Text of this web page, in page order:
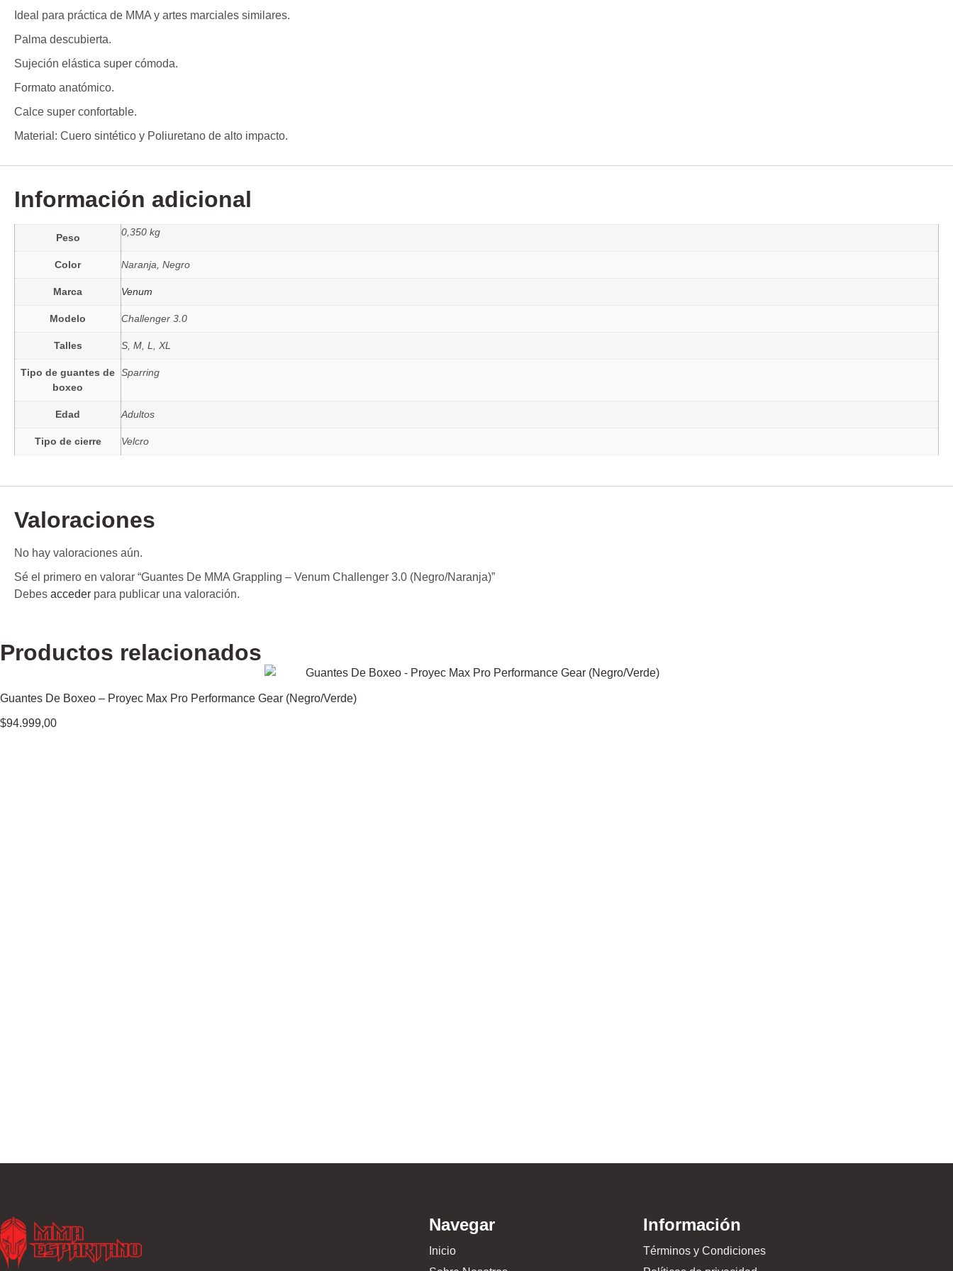
Ideal para práctica de MMA y artes marciales similares.
Palma descubierta.
Sujeción elástica super cómoda.
Formato anatómico.
Calce super confortable.
Material: Cuero sintético y Poliuretano de alto impacto.
Información adicional
Peso 0,350 kg
Color Naranja, Negro
Marca Venum
Modelo Challenger 3.0
Talles S, M, L, XL
Tipo de guantes de
boxeo
Sparring
Edad Adultos
Tipo de cierre Velcro
Valoraciones
No hay valoraciones aún.
Sé el primero en valorar “Guantes De MMA Grappling – Venum Challenger 3.0 (Negro/Naranja)”
Debes acceder para publicar una valoración.
Productos relacionados
Guantes De Boxeo – Proyec Max Pro Performance Gear (Negro/Verde)
$94.999,00
Navegar
Inicio
Información
Términos y Condiciones